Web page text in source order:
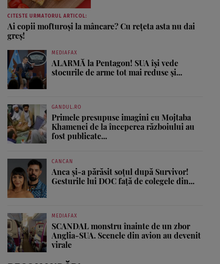
CITESTE URMATORUL ARTICOL:
Ai copii mofturoși la mâncare? Cu rețeta asta nu dai
greș!
MEDIAFAX
ALARMĂ la Pentagon! SUA își vede
stocurile de arme tot mai reduse și...
GANDUL.RO
Primele presupuse imagini cu Mojtaba
Khamenei de la începerea războiului au
fost publicate...
CANCAN
Anca și-a părăsit soțul după Survivor!
Gesturile lui DOC față de colegele din...
MEDIAFAX
SCANDAL monstru înainte de un zbor
Anglia-SUA. Scenele din avion au devenit
virale